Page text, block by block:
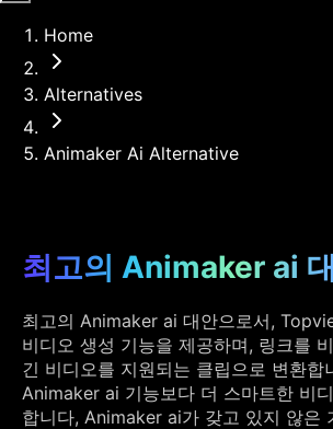
Home
Alternatives
Animaker Ai Alternative
최고의 Animaker ai
최고의 Animaker ai 대안으로서,
비디오 생성 기능을 제공하며, 링크를
긴 비디오를 지원되는 클립으로 변환합
Animaker ai 기능보다 더 스마트한 비
합니다, Animaker ai가 갖고 있지 않은